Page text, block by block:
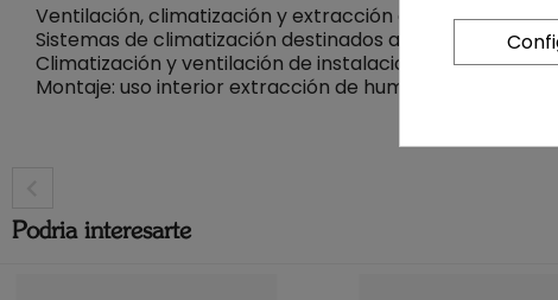
Ventilación, climatización y extracción de humos.
Sistemas de climatización destinados a industrias
Climatización y ventilación de instalaciones
Montaje: uso interior extracción de humos, uso interior/
Podria interesarte